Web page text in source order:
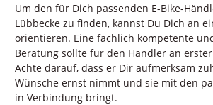
Um den für Dich passenden E-Bike-
Lübbecke zu finden, kannst Du Dich an
orientieren. Eine fachlich kompetente
Beratung sollte für den Händler an
Achte darauf, dass er Dir aufmerksam
Wünsche ernst nimmt und sie mit den
in Verbindung bringt.